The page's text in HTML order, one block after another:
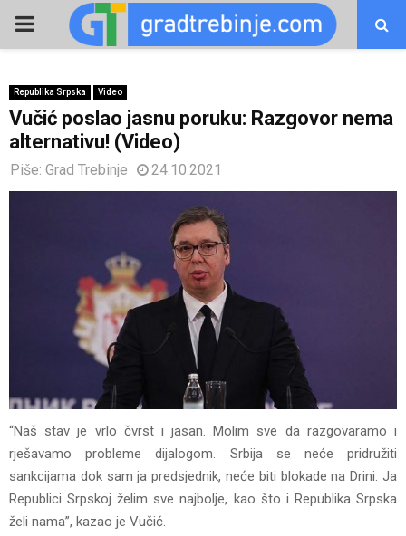
PRIMARY
Republika Srpska Video
Vučić poslao jasnu poruku: Razgovor nema
alternativu! (Video)
Piše: Grad Trebinje 24.10.2021
“Naš stav je vrlo čvrst i jasan. Molim sve da razgovaramo i
rješavamo probleme dijalogom. Srbija se neće pridružiti
sankcijama dok sam ja predsjednik, neće biti blokade na Drini. Ja
Republici Srpskoj želim sve najbolje, kao što i Republika Srpska
želi nama”, kazao je Vučić.